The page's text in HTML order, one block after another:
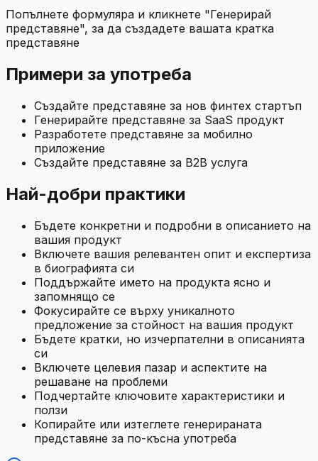
Попълнете формуляра и кликнете "Генерирай
представяне", за да създадете вашата кратка
представяне
Примери за употреба
Създайте представяне за нов финтех стартъп
Генерирайте представяне за SaaS продукт
Разработете представяне за мобилно
приложение
Създайте представяне за B2B услуга
Най-добри практики
Бъдете конкретни и подробни в описанието на
вашия продукт
Включете вашия релевантен опит и експертиза
в биографията си
Поддържайте името на продукта ясно и
запомнящо се
Фокусирайте се върху уникалното
предложение за стойност на вашия продукт
Бъдете кратки, но изчерпателни в описанията
си
Включете целевия пазар и аспектите на
решаване на проблеми
Подчертайте ключовите характеристики и
ползи
Копирайте или изтеглете генерираната
представяне за по-късна употреба